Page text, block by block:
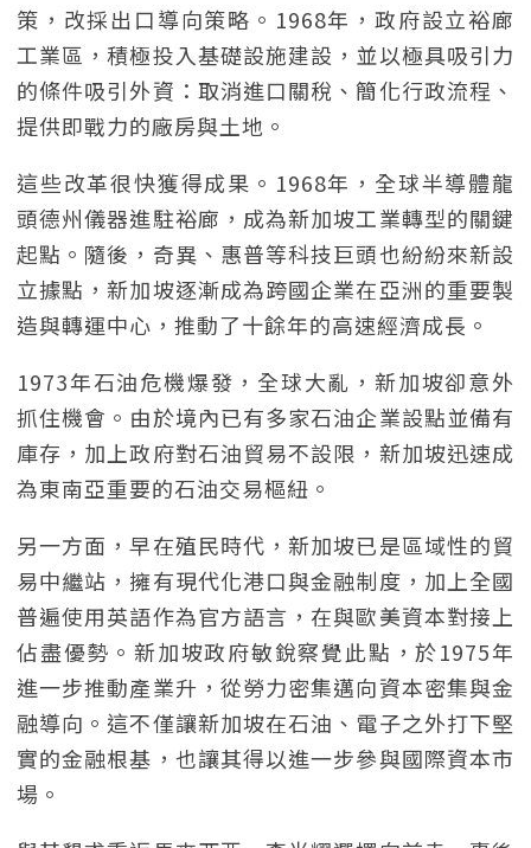
策，改採出口導向策略。1968年，政府設立裕廊
工業區，積極投入基礎設施建設，並以極具吸引力
的條件吸引外資：取消進口關稅、簡化行政流程、
提供即戰力的廠房與土地。
這些改革很快獲得成果。1968年，全球半導體龍
頭德州儀器進駐裕廊，成為新加坡工業轉型的關鍵
起點。隨後，奇異、惠普等科技巨頭也紛紛來新設
立據點，新加坡逐漸成為跨國企業在亞洲的重要製
造與轉運中心，推動了十餘年的高速經濟成長。
1973年石油危機爆發，全球大亂，新加坡卻意外
抓住機會。由於境內已有多家石油企業設點並備有
庫存，加上政府對石油貿易不設限，新加坡迅速成
為東南亞重要的石油交易樞紐。
另一方面，早在殖民時代，新加坡已是區域性的貿
易中繼站，擁有現代化港口與金融制度，加上全國
普遍使用英語作為官方語言，在與歐美資本對接上
佔盡優勢。新加坡政府敏銳察覺此點，於1975年
進一步推動產業升，從勞力密集邁向資本密集與金
融導向。這不僅讓新加坡在石油、電子之外打下堅
實的金融根基，也讓其得以進一步參與國際資本市
場。